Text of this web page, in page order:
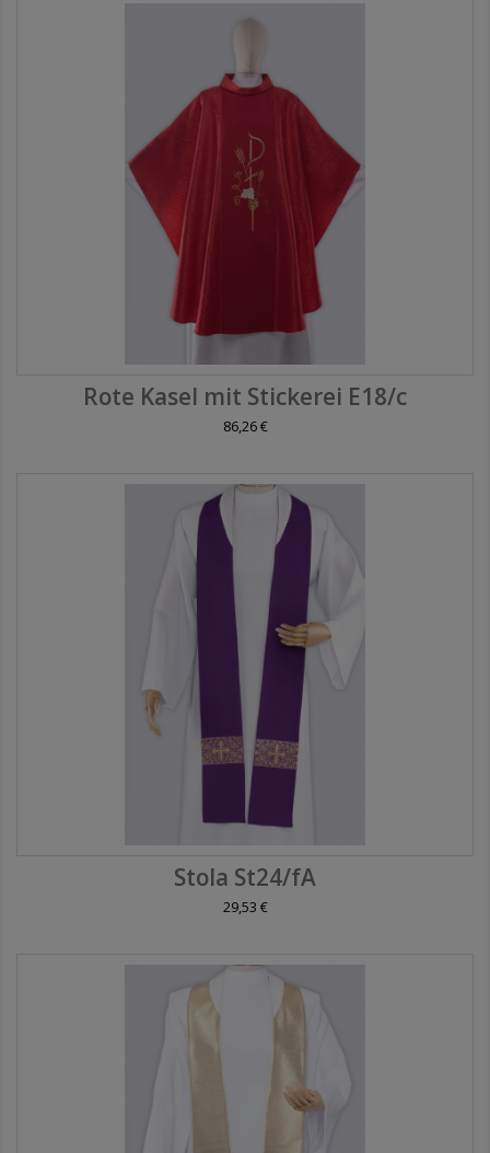
Rote Kasel mit Stickerei E18/c
86,26 €
Stola St24/fA
29,53 €